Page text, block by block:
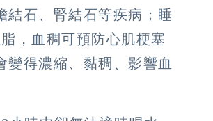
結石、腎結石等疾病；睡
，血稠可預防心肌梗塞
得濃縮、黏稠、影響血